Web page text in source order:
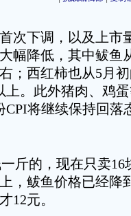
次下调，以及上市
幅降低，其中鲅鱼
；西红柿也从5月
。此外猪肉、鸡
将继续保持回落
斤的，现在只卖16
，鲅鱼价格已经降
12元。